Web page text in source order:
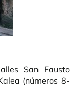
San Fausto
(números 8-